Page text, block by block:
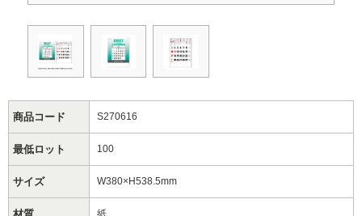
商品コード S270616
最低ロット 100
サイズ W380×H538.5mm
紙